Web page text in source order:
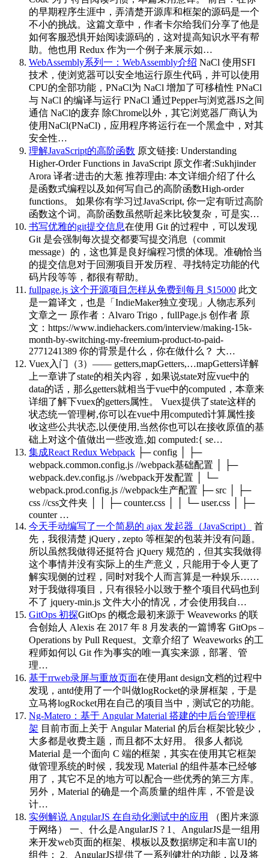
的早期程序生涯中，弄清楚开源库和框架的源码是一个
不小的挑战。这篇文章中，作者卡尔给我们分享了他是
如何客服恐惧开始阅读源码的，这对提高知识水平有帮
助。他也用 Redux 作为一个例子来展示如…
WebAssembly系列一：WebAssembly介绍 NaCl 使用SFI
技术，使浏览器可以安全地运行原生代码，并可以使用
CPU的全部功能，PNaCl为 NaCl 增加了可移植性 PNaCl
与 NaCl 的编译与运行 PNaCl 通过Pepper与浏览器JS之间
通信 NaCl的废弃 除Chrome以外，其它浏览器厂商认为
使用NaCl(PNaCl)，应用程序将运行在一个黑盒中，对其
安全性…
理解JavaScript的高阶函数 原文链接: Understanding
Higher-Order Functions in JavaScript 原文作者:Sukhjinder
Arora 译者:进击的大葱 推荐理由: 本文详细介绍了什么
是函数式编程以及如何写自己的高阶函数High-order
functions。 如果你有学习过JavaScript, 你一定有听过高阶
函数这个词。高阶函数虽然听起来比较复杂，可是实…
书写优雅的git提交信息在使用 Git 的过程中，可以发现
Git 是会强制每次提交都要写提交消息（commit
message）的，这也算是良好编程习惯的体现。准确恰当
的提交信息对于回溯项目开发历程、寻找特定功能的代
码片段等等，都很有帮助。
fullpage.js 这个开源项目怎样从免费到每月 $15000 此文
是一篇译文，也是「IndieMaker独立变现」人物志系列
文章之一 原作者：Alvaro Trigo，fullPage.js 创作者 原
文：https://www.indiehackers.com/interview/making-15k-
month-by-switching-my-freemium-product-to-paid-
2771241389 你的背景是什么，你在做什么？ 大…
Vuex入门（3）—— getters,mapGetters,…mapGetters详解
上一章讲了state的相关内容，如果说state对应vue中的
data的话，那么getters就相当于vue中的computed，本章来
详细了解下vuex的getters属性。 Vuex提供了state这样的
状态统一管理树,你可以在vue中用computed计算属性接
收这些公共状态,以便使用,当然你也可以在接收原值的基
础上对这个值做出一些改造,如 computed:{ se…
集成React Redux Webpack ├─ config │ ├─
webpack.common.config.js //webpack基础配置 │ ├─
webpack.dev.config.js //webpack开发配置 │ └─
webpack.prod.config.js //webpack生产配置 ├─ src │ ├─
css //css文件夹 │ │ ├─ counter.css │ │ └─ user.css │ ├─
counter …
今天手动编写了一个简易的 ajax 发起器（JavaScript）
首
先，我很清楚 jQuery , zepto 等框架的包装并没有问题。
所以虽然我做得还挺符合 jQuery 规范的，但其实我做得
这个事情并没有实际上的生产意义，只能用于令人更了
解实现侧的过程，同时对我个人而言算是一种娱乐……
对于我做得项目，只有很轻小以致于整个项目代码也到
不了 jquery-min.js 文件大小的情况，才会使用我自…
GitOps 初探GitOps 的概念最初来源于 Weaveworks 的联
合创始人 Alexis 在 2017 年 8 月发表的一篇博客 GitOps –
Operations by Pull Request。文章介绍了 Weaveworks 的工
程师如何以 Git 作为事实的唯一真实来源，部署、管
理…
基于rrweb录屏与重放页面在使用ant design文档的过程中
发现，antd使用了一个叫做logRocket的录屏框架，于是
立马将logRocket用在自己的项目当中，测试它的功能。
Ng-Matero：基于 Angular Material 搭建的中后台管理框
架 目前市面上关于 Angular Material 的后台框架比较少，
大多都是收费主题，而且都不太好用。 很多人都说
Material 是一个面向 C 端的框架，其实在使用其它框架
做管理系统的时候，我发现 Material 的组件基本已经够
用了，其它不足的地方可以配合一些优秀的第三方库。
另外，Material 的确是一个高质量的组件库，不管是设
计…
实例解说 AngularJS 在自动化测试中的应用
（图片来源
于网络） 一、什么是AngularJS ? 1、AngularJS是一组用
来开发web页面的框架、模板以及数据绑定和丰富UI的
组件； 2、AngularJS提供了一系列健壮的功能，以及将